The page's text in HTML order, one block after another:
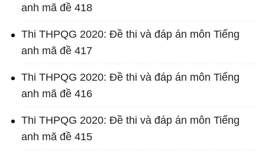
anh mã đề 418
Thi THPQG 2020: Đề thi và đáp án môn Tiếng
anh mã đề 417
Thi THPQG 2020: Đề thi và đáp án môn Tiếng
anh mã đề 416
Thi THPQG 2020: Đề thi và đáp án môn Tiếng
anh mã đề 415